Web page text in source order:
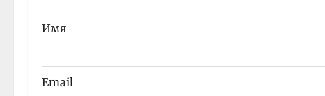
и
с
и
Имя
Email